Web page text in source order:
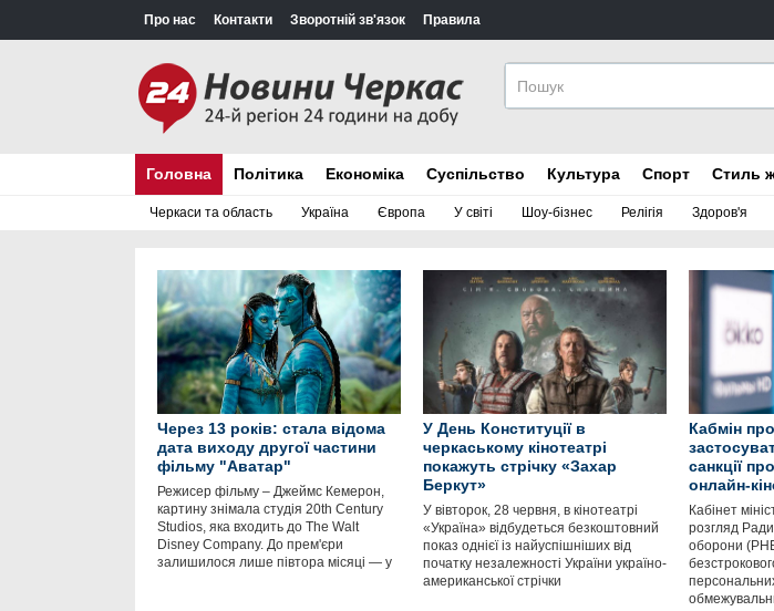
Про нас Контакти Зворотній зв'язок Правила
Головна
Черкаси та область Україна Європа У світі Шоу-бізнес Релігія Здоров'я
Політика Економіка Суспільство Культура Спорт Стиль
Через 13 років: стала відома
дата виходу другої частини
фільму "Аватар"
Режисер фільму – Джеймс Кемерон,
картину знімала студія 20th Century
Studios, яка входить до The Walt
Disney Company. До прем'єри
залишилося лише півтора місяці — у
У День Конституції в
черкаському кінотеатрі
покажуть стрічку «Захар
Беркут»
У вівторок, 28 червня, в кінотеатрі
«Україна» відбудеться безкоштовний
показ однієї із найуспішніших від
початку незалежності України україно-
американської стрічки
Кабмін
санкції
онлайн-
Кабінет
розгляд
оборони